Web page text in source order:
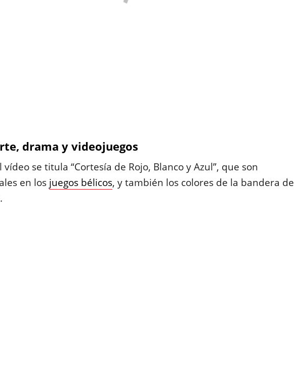
drama y videojuegos
vídeo se titula “Cortesía de Rojo, Blanco y Azul”, que son
en los juegos bélicos, y también los colores de la bandera de